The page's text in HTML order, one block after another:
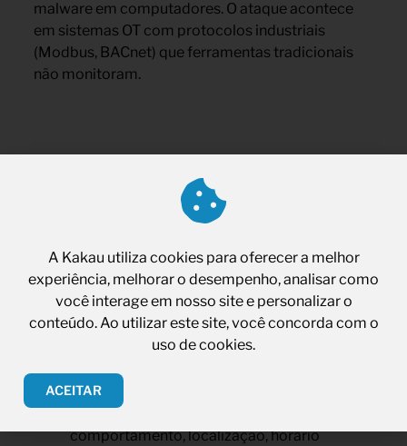
malware em computadores. O ataque acontece
em sistemas OT com protocolos industriais
(Modbus, BACnet) que ferramentas tradicionais
não monitoram.
A arquitetura que
detecta o invisível
Como explicado no artigo
“Morte, Impostos e
Violações de Segurança” Zero Trust Architecture
(ZTA) assume que um intruso já está presente no
ambiente
Princípios práticos do Zero Trust contra ameaças
1. Verificação contínua de identidade:
MFA adaptativo que considera
comportamento, localização, horário
A Kakau utiliza cookies para oferecer a melhor
experiência, melhorar o desempenho, analisar como
você interage em nosso site e personalizar o
conteúdo. Ao utilizar este site, você concorda com o
uso de cookies.
ACEITAR